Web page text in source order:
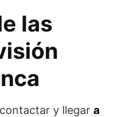
las
y llegar a